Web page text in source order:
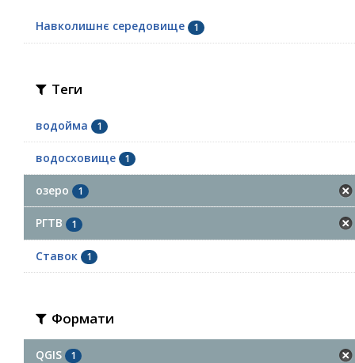
Навколишнє середовище 1
Теги
водойма 1
водосховище 1
озеро 1
РГТВ 1
Ставок 1
Формати
QGIS 1